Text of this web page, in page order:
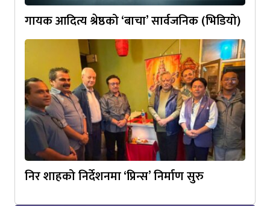
गायक आदित्य श्रेष्ठको ‘बाचा’ सार्वजनिक (भिडियो)
निर शाहको निर्देशनमा ‘प्रिन्स’ निर्माण सुरु